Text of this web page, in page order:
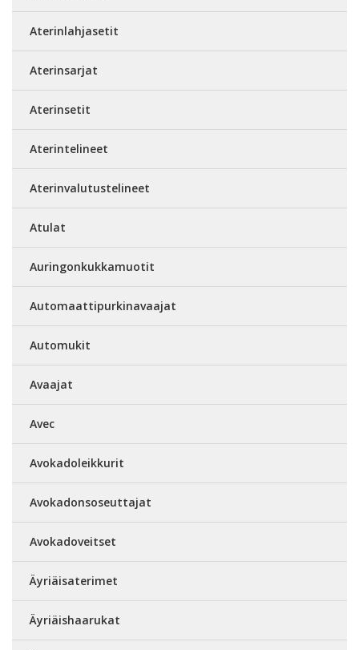
Aterinlahjasetit
Aterinsarjat
Aterinsetit
Aterintelineet
Aterinvalutustelineet
Atulat
Auringonkukkamuotit
Automaattipurkinavaajat
Automukit
Avaajat
Avec
Avokadoleikkurit
Avokadonsoseuttajat
Avokadoveitset
Äyriäisaterimet
Äyriäishaarukat